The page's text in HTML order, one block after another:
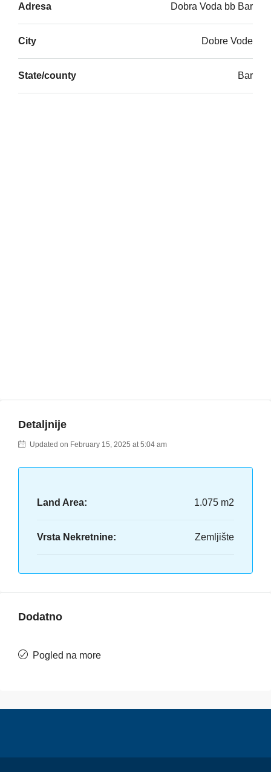
Adresa Dobra Voda bb Bar
City Dobre Vode
State/county Bar
Detaljnije
Updated on February 15, 2025 at 5:04 am
Land Area: 1.075 m2
Vrsta Nekretnine: Zemljište
Dodatno
Pogled na more